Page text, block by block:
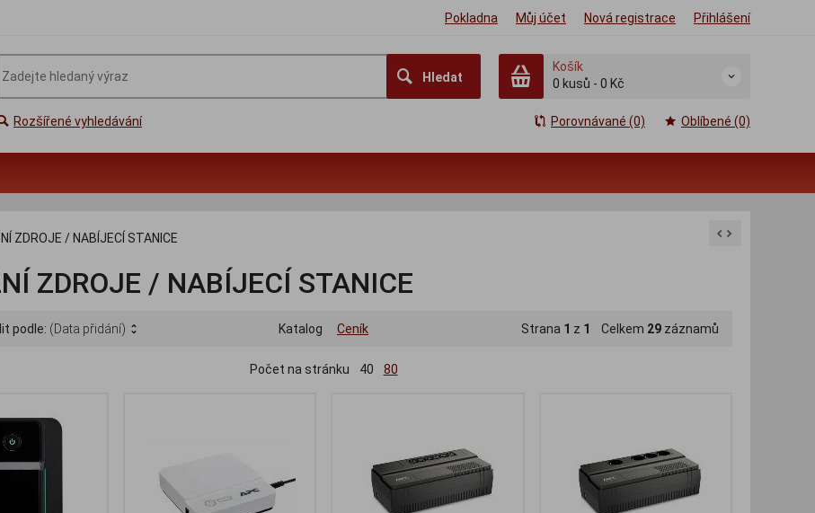
Pokladna Můj účet Nová registrace Přihlášení
Hledat
Košík
0 kusů - 0 Kč
Rozšířené vyhledávání Porovnávané (0) Oblíbené (0)
ZDROJE / NABÍJECÍ STANICE
ZDROJE / NABÍJECÍ STANICE
podle: (Data přidání) Katalog Ceník Strana 1 z 1 Celkem 29 záznamů
Počet na stránku 40 80